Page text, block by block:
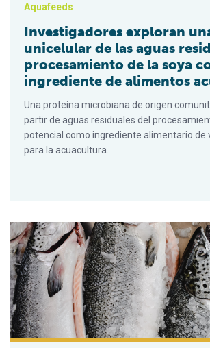
Aquafeeds
Investigadores exploran
unicelular de las aguas
procesamiento de la soya
ingrediente de alimentos
Una proteína microbiana de origen
partir de aguas residuales del
potencial como ingrediente alimentario de
para la acuacultura.
Después de un 2023 turbulento, se